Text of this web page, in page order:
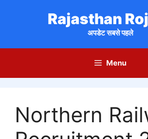
Rajasthan
अपडेट सबसे पहले
Menu
Northern